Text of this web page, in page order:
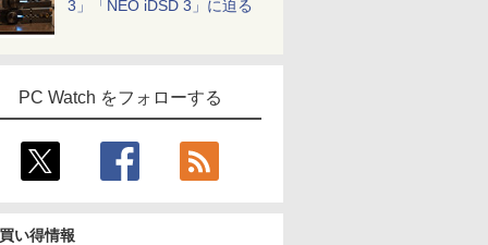
3」「NEO iDSD 3」に迫る
PC Watch をフォローする
い得情報